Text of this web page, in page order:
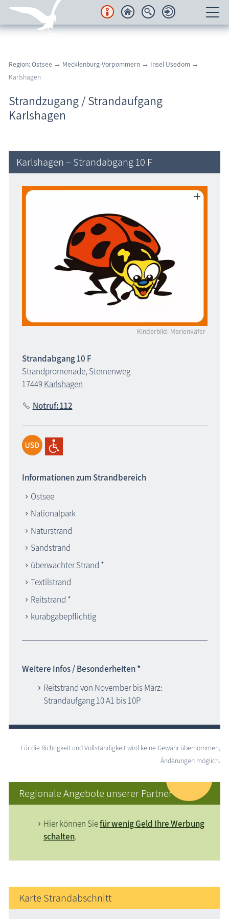
Regionales
Urlaubsorte
Karten
Wissenswertes
Veranstaltungen
Region: Ostsee → Mecklenburg-Vorpommern → Insel Usedom →
Karlshagen
Strandzugang / Strandaufgang
Karlshagen
Karlshagen – Strandabgang 10 F
Kinderbild: Marienkäfer
Strandabgang 10 F
Strandpromenade, Sternenweg
17449Karlshagen
Notruf: 112
Informationen zum Strandbereich
Ostsee
Nationalpark
Naturstrand
Sandstrand
überwachter Strand *
Textilstrand
Reitstrand *
kurabgabepflichtig
Weitere Infos / Besonderheiten *
Reitstrand von November bis März:
Strandaufgang 10 A1 bis 10P
Für die Richtigkeit und Vollständigkeit wird keine Gewähr übernommen,
Änderungen möglich.
Regionale Angebote unserer Partner
Hier können Siefür wenig Geld Ihre Werbung
schalten.
Karte Strandabschnitt